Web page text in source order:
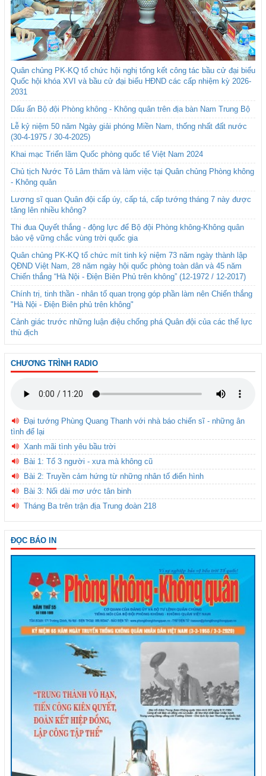
Quân chủng PK-KQ tổ chức hội nghị tổng kết công tác bầu cử đại biểu
Quốc hội khóa XVI và bầu cử đại biểu HĐND các cấp nhiệm kỳ 2026-
2031
Dấu ấn Bộ đội Phòng không - Không quân trên địa bàn Nam Trung Bộ
Lễ kỷ niệm 50 năm Ngày giải phóng Miền Nam, thống nhất đất nước
(30-4-1975 / 30-4-2025)
Khai mạc Triển lãm Quốc phòng quốc tế Việt Nam 2024
Chủ tịch Nước Tô Lâm thăm và làm việc tại Quân chủng Phòng không
- Không quân
Lương sĩ quan Quân đội cấp úy, cấp tá, cấp tướng tháng 7 này được
tăng lên nhiều không?
Thi đua Quyết thắng - động lực để Bộ đội Phòng không-Không quân
bảo vệ vững chắc vùng trời quốc gia
Quân chủng PK-KQ tổ chức mít tinh kỷ niệm 73 năm ngày thành lập
QĐND Việt Nam, 28 năm ngày hội quốc phòng toàn dân và 45 năm
Chiến thắng “Hà Nội - Điện Biên Phủ trên không” (12-1972 / 12-2017)
Chính trị, tinh thần - nhân tố quan trọng góp phần làm nên Chiến thắng
"Hà Nội - Điện Biên phủ trên không"
Cảnh giác trước những luận điệu chống phá Quân đội của các thế lực
thù địch
CHƯƠNG TRÌNH RADIO
Đại tướng Phùng Quang Thanh với nhà báo chiến sĩ - những ân
tình để lại
Xanh mãi tình yêu bầu trời
Bài 1: Tổ 3 người - xưa mà không cũ
Bài 2: Truyền cảm hứng từ những nhân tố điển hình
Bài 3: Nối dài mơ ước tân binh
Tháng Ba trên trận địa Trung đoàn 218
ĐỌC BÁO IN